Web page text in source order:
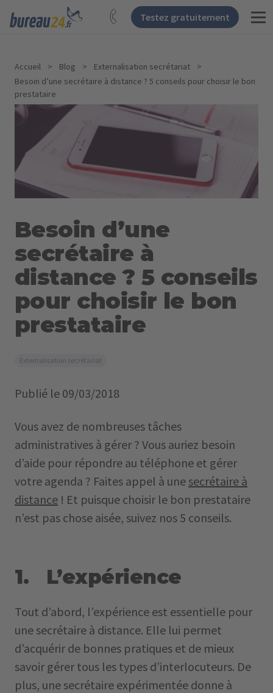
Testez gratuitement
Accueil > Blog > Externalisation secrétariat
>
Besoin d’une secrétaire à distance ? 5 conseils pour choisir le bon
prestataire
Besoin d’une
secrétaire à
distance ? 5 conseils
pour choisir le bon
prestataire
Externalisation secrétariat
Publié le 09/03/2018
Vous avez de nombreuses tâches
administratives à gérer ? Vous auriez besoin
d’aide pour répondre au téléphone et gérer
votre agenda ? Faites appel à une secrétaire à
distance ! Et puisque choisir le bon prestataire
n’est pas chose aisée, suivez nos 5 conseils.
1. L’expérience
Tout d’abord, l’expérience est essentielle pour
une secrétaire à distance. Elle lui permet
d’acquérir de bonnes pratiques et de mieux
savoir gérer tous les types d’interlocuteurs. De
plus, une secrétaire expérimentée donne à